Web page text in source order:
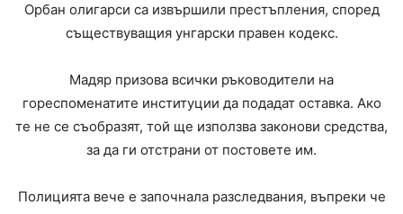
Орбан олигарси са извършили престъпления, според
съществуващия унгарски правен кодекс.
Мадяр призова всички ръководители на
гореспоменатите институции да подадат оставка. Ако
те не се съобразят, той ще използва законови средства,
за да ги отстрани от постовете им.
Полицията вече е започнала разследвания, въпреки че